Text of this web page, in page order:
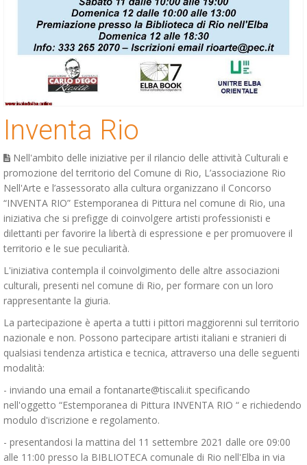
Inventa Rio
Nell'ambito delle iniziative per il rilancio delle attività Culturali e
promozione del territorio del Comune di Rio, L’associazione Rio
Nell'Arte e l’assessorato alla cultura organizzano il Concorso
“INVENTA RIO” Estemporanea di Pittura nel comune di Rio, una
iniziativa che si prefigge di coinvolgere artisti professionisti e
dilettanti per favorire la libertà di espressione e per promuovere il
territorio e le sue peculiarità.
L'iniziativa contempla il coinvolgimento delle altre associazioni
culturali, presenti nel comune di Rio, per formare con un loro
rappresentante la giuria.
La partecipazione è aperta a tutti i pittori maggiorenni sul territorio
nazionale e non. Possono partecipare artisti italiani e stranieri di
qualsiasi tendenza artistica e tecnica, attraverso una delle seguenti
modalità:
- inviando una email a fontanarte@tiscali.it specificando
nell'oggetto “Estemporanea di Pittura INVENTA RIO “ e richiedendo
modulo d'iscrizione e regolamento.
- presentandosi la mattina del 11 settembre 2021 dalle ore 09:00
alle 11:00 presso la BIBLIOTECA comunale di Rio nell'Elba in via